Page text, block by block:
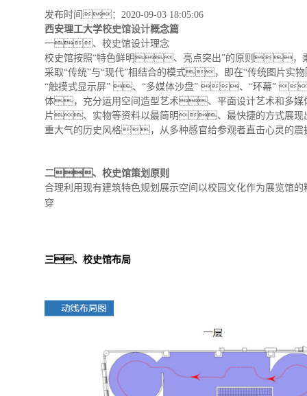
发布时间：2020-09-03 18:05:06
西安理工大学校史馆设计概念篇
一、校史馆设计理念
校史馆按照“特色鲜明、亮点突出”的原则，
采取“传统”与“现代”相结合的模式，即在“传统图片
“触摸式显示屏” 、“多媒体沙盘” 、“环幕”
体，充分运用空间造型艺术、平面设计艺术和
片、实物等资料以最简明、最快捷的方式展
重大气的历史风格，从多种感官给参观者直击心灵
二、校史馆策划原则
合理利用现有建筑特色规划展示空间以校园文化作为展览馆
穿
三、校史馆布局